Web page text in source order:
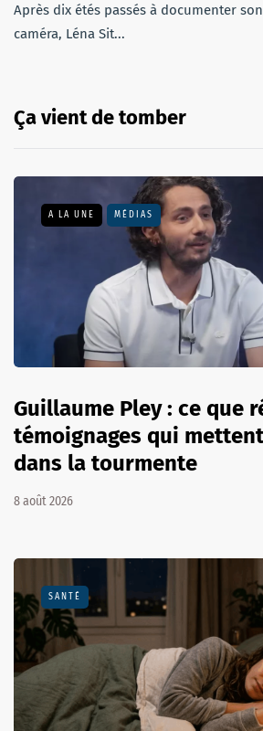
Après dix étés passés à documenter
caméra, Léna Sit...
Ça vient de tomber
A LA UNE MÉDIAS
Guillaume Pley : ce que
témoignages qui
dans la tourmente
8 août 2026
SANTÉ